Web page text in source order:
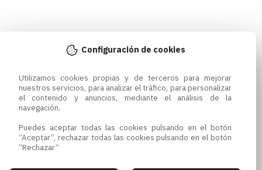
Configuración de cookies
Utilizamos cookies propias y de terceros para mejorar
nuestros servicios, para analizar el tráfico, para personalizar
el contenido y anuncios, mediante el análisis de la
navegación.
Puedes aceptar todas las cookies pulsando en el botón
“Aceptar”, rechazar todas las cookies pulsando en el botón
“Rechazar”